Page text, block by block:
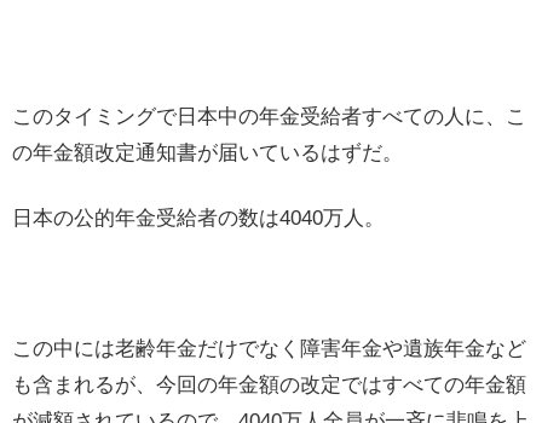
このタイミングで日本中の年金受給者すべての人に、こ
の年金額改定通知書が届いているはずだ。
日本の公的年金受給者の数は4040万人。
この中には老齢年金だけでなく障害年金や遺族年金など
も含まれるが、今回の年金額の改定ではすべての年金額